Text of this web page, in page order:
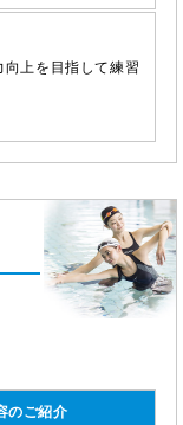
上を目指して練習
のご紹介